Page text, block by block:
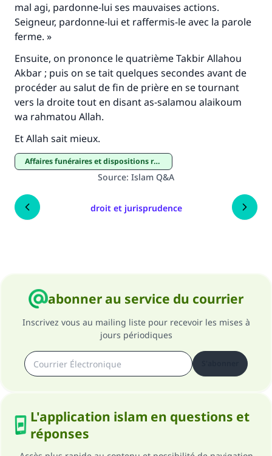
mal agi, pardonne-lui ses mauvaises actions.
Seigneur, pardonne-lui et raffermis-le avec la parole
ferme. »
Ensuite, on prononce le quatrième Takbir Allahou
Akbar ; puis on se tait quelques secondes avant de
procéder au salut de fin de prière en se tournant
vers la droite tout en disant as-salamou alaikoum
wa rahmatou Allah.
Et Allah sait mieux.
Affaires funéraires et dispositions relatives aux tombes
Source: Islam Q&A
droit et jurisprudence
abonner au service du courrier
Inscrivez vous au mailing liste pour recevoir les mises à
jours périodiques
L'application islam en questions et
réponses